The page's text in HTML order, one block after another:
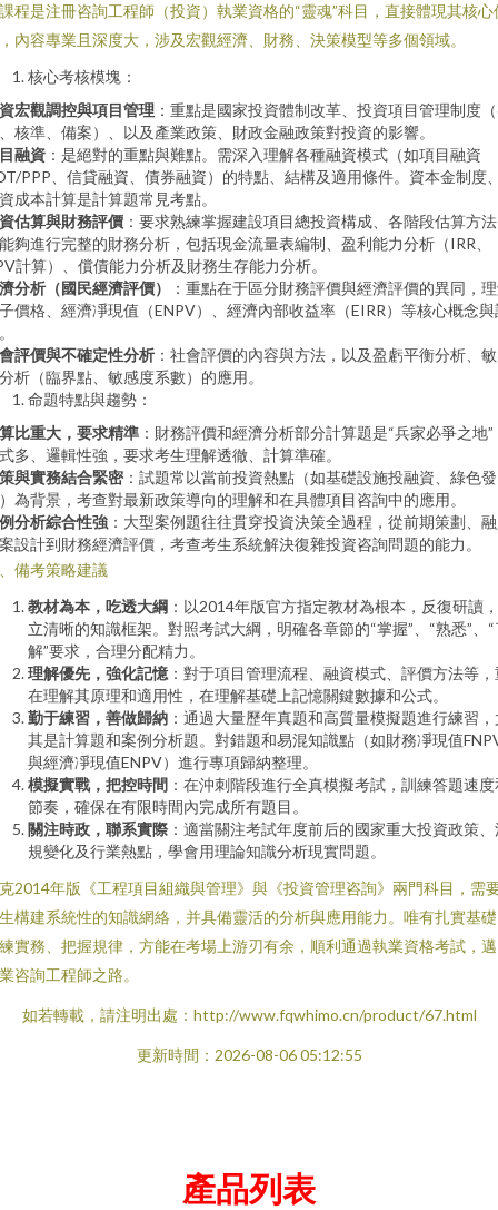
程是注冊咨詢工程師（投資）執業資格的“靈魂”科目，直接體現其核心
內容專業且深度大，涉及宏觀經濟、財務、決策模型等多個領域。
核心考核模塊：
宏觀調控與項目管理 ：重點是國家投資體制改革、投資項目管理制度
核準、備案）、以及產業政策、財政金融政策對投資的影響。
融資 ：是絕對的重點與難點。需深入理解各種融資模式（如項目融資
PPP、信貸融資、債券融資）的特點、結構及適用條件。資本金制度
成本計算是計算題常見考點。
估算與財務評價 ：要求熟練掌握建設項目總投資構成、各階段估算方
夠進行完整的財務分析，包括現金流量表編制、盈利能力分析（IRR、
計算）、償債能力分析及財務生存能力分析。
分析（國民經濟評價）
：重點在于區分財務評價與經濟評價的異同，
價格、經濟凈現值（ENPV）、經濟內部收益率（EIRR）等核心概念與
評價與不確定性分析 ：社會評價的內容與方法，以及盈虧平衡分析、
析（臨界點、敏感度系數）的應用。
命題特點與趨勢：
比重大，要求精準 ：財務評價和經濟分析部分計算題是“兵家必爭之地”
多、邏輯性強，要求考生理解透徹、計算準確。
與實務結合緊密 ：試題常以當前投資熱點（如基礎設施投融資、綠色發
為背景，考查對最新政策導向的理解和在具體項目咨詢中的應用。
分析綜合性強 ：大型案例題往往貫穿投資決策全過程，從前期策劃、
設計到財務經濟評價，考查考生系統解決復雜投資咨詢問題的能力。
備考策略建議
教材為本，吃透大綱 ：以2014年版官方指定教材為根本，反復研讀
立清晰的知識框架。對照考試大綱，明確各章節的“掌握”、“熟悉”、
解”要求，合理分配精力。
理解優先，強化記憶 ：對于項目管理流程、融資模式、評價方法等
在理解其原理和適用性，在理解基礎上記憶關鍵數據和公式。
勤于練習，善做歸納 ：通過大量歷年真題和高質量模擬題進行練習
其是計算題和案例分析題。對錯題和易混知識點（如財務凈現值
與經濟凈現值ENPV）進行專項歸納整理。
模擬實戰，把控時間 ：在沖刺階段進行全真模擬考試，訓練答題速
節奏，確保在有限時間內完成所有題目。
關注時政，聯系實際 ：適當關注考試年度前后的國家重大投資政策
規變化及行業熱點，學會用理論知識分析現實問題。
2014年版《工程項目組織與管理》與《投資管理咨詢》兩門科目，需
構建系統性的知識網絡，并具備靈活的分析與應用能力。唯有扎實基
實務、把握規律，方能在考場上游刃有余，順利通過執業資格考試，
咨詢工程師之路。
如若轉載，請注明出處：http://www.fqwhimo.cn/product/67.html
更新時間：2026-08-06 05:12:55
產品列表